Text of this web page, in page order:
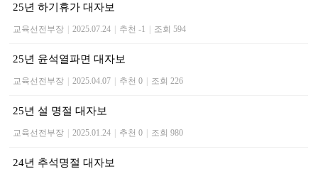
25년 하기휴가 대자보
교육선전부장 | 2025.07.24 | 추천 -1 | 조회 594
25년 윤석열파면 대자보
교육선전부장 | 2025.04.07 | 추천 0 | 조회 226
25년 설 명절 대자보
교육선전부장 | 2025.01.24 | 추천 0 | 조회 980
24년 추석명절 대자보